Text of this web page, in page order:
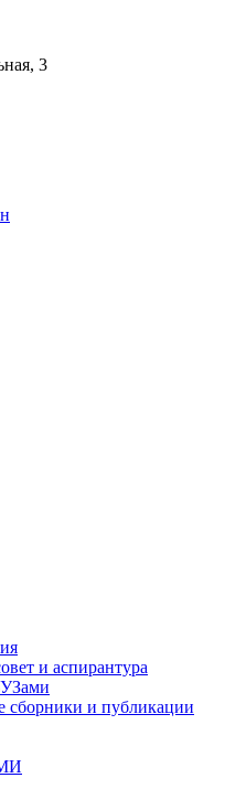
3
и аспирантура
сборники и публикации